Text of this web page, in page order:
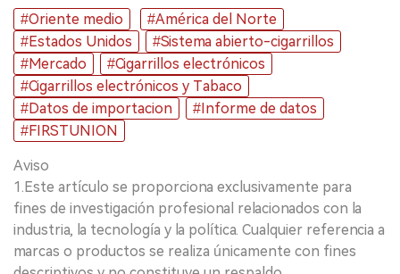
#Oriente medio
#América del Norte
#Estados Unidos
#Sistema abierto-cigarrillos
#Mercado
#Cigarrillos electrónicos
#Cigarrillos electrónicos y Tabaco
#Datos de importacion
#Informe de datos
#FIRSTUNION
Aviso
1.Este artículo se proporciona exclusivamente para
fines de investigación profesional relacionados con la
industria, la tecnología y la política. Cualquier referencia a
marcas o productos se realiza únicamente con fines